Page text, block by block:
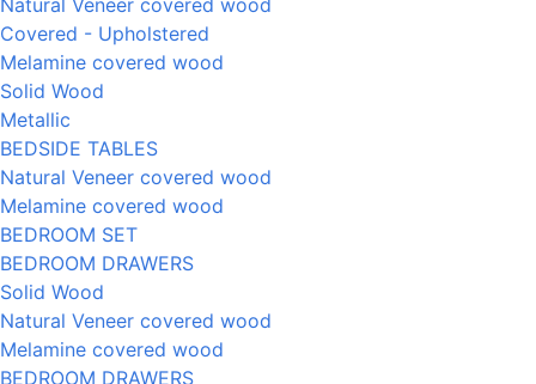
Covered - Upholstered
Melamine covered wood
Solid Wood
Metallic
BEDSIDE TABLES
Natural Veneer covered wood
Melamine covered wood
BEDROOM SET
BEDROOM DRAWERS
Solid Wood
Natural Veneer covered wood
Melamine covered wood
BEDROOM DRAWERS